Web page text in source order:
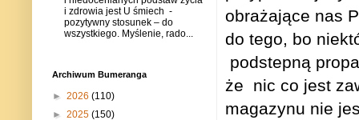
obrażające nas
do tego, bo
podstepną
że nic co jest
magazynu nie
i zdrowia jest U śmiech -
pozytywny stosunek – do
wszystkiego. Myślenie, rado...
Archiwum Bumeranga
► 2026 (110)
► 2025 (150)